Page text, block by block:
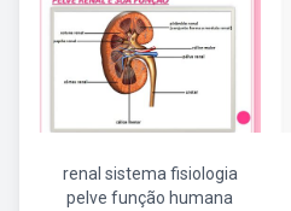
renal sistema fisiologia
pelve função humana